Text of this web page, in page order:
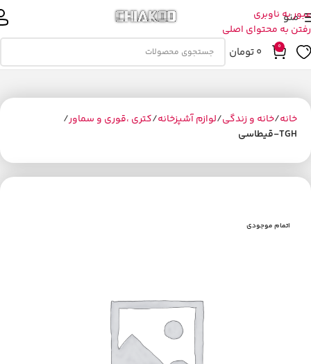
عبور به ناوبری
رفتن به محتوای اصلی
منو
0
0تومان
خانه خانه و زندگی لوازم آشپزخانه کتری ،قوری و سماور
TGH-قیطاسی
اتمام موجودی